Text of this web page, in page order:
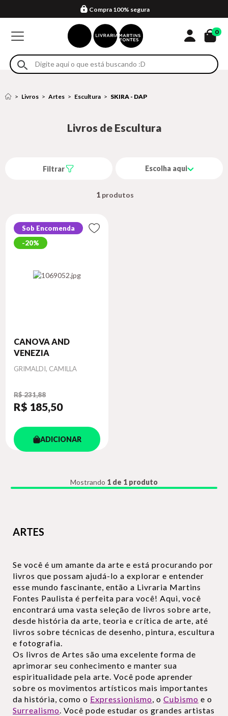
Formas de entrega
Compra 100% segura
Em até 4x sem juros no cartão*
Retire na loja
Eventos
0
Livros Artes Escultura SKIRA - DAP
Livros de Escultura
Filtrar Escolha aqui
1
Sob Encomenda
20%
CANOVA AND
VENEZIA
Autor
GRIMALDI, CAMILLA
R$ 231,88
R$ 185,50
ADICIONAR
Mostrando 1 de 1 produto
ARTES
Se você é um amante da arte e está procurando por
livros que possam ajudá-lo a explorar e entender
esse mundo fascinante, então a Livraria Martins
Fontes Paulista é perfeita para você! Aqui, você
encontrará uma vasta seleção de livros sobre arte,
desde história da arte, teoria e crítica de arte, até
livros sobre técnicas de desenho, pintura, escultura
e fotografia.
Os livros de Artes são uma excelente forma de
aprimorar seu conhecimento e manter sua
espiritualidade pela arte. Você pode aprender
sobre os movimentos artísticos mais importantes
da história, como o Expressionismo, o Cubismo e o
Surrealismo. Você pode estudar os grandes artistas